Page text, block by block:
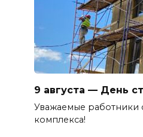
9 августа — День
Уважаемые работники
комплекса!